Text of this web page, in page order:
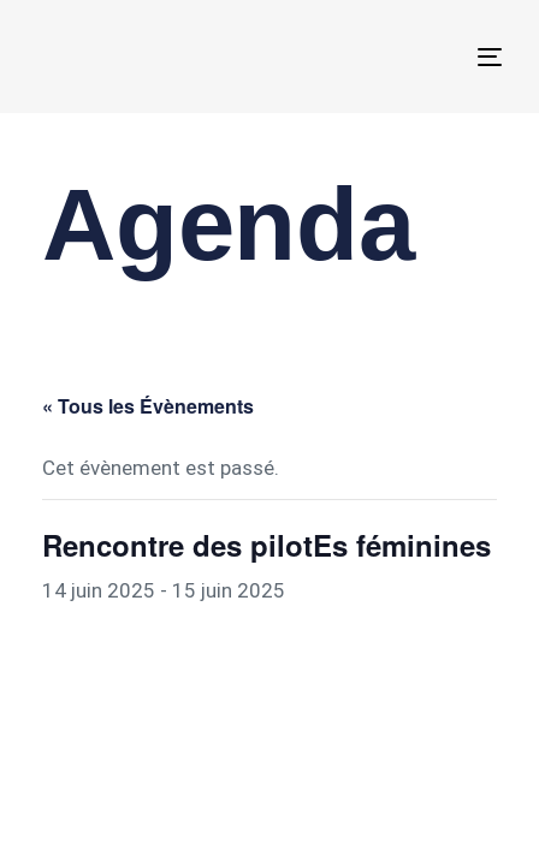
Agenda
« Tous les Évènements
Cet évènement est passé.
Rencontre des pilotEs féminines
14 juin 2025 - 15 juin 2025